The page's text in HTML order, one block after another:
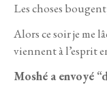
Les choses
Alors ce soir je me
viennent à l’esprit
Moshé a envoyé